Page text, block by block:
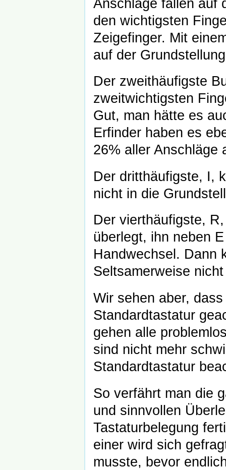
den wichtigsten
Zeigefinger. Mit
auf der
Der zweithäufigste
zweitwichtigsten
Gut, man hätte es
Erfinder haben es
26% aller Anschläge
Der dritthäufigste, I,
nicht in die
Der vierthäufigste,
überlegt, ihn neben
Handwechsel. Dann
Seltsamerweise
Wir sehen aber,
Standardtastatur
gehen alle
sind nicht mehr
Standardtastatur
So verfährt man die
und sinnvollen
Tastaturbelegung
einer wird sich
musste, bevor